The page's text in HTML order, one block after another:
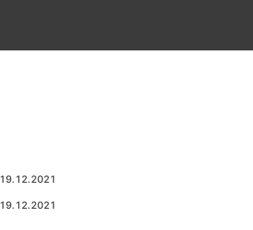
19.12.2021
19.12.2021